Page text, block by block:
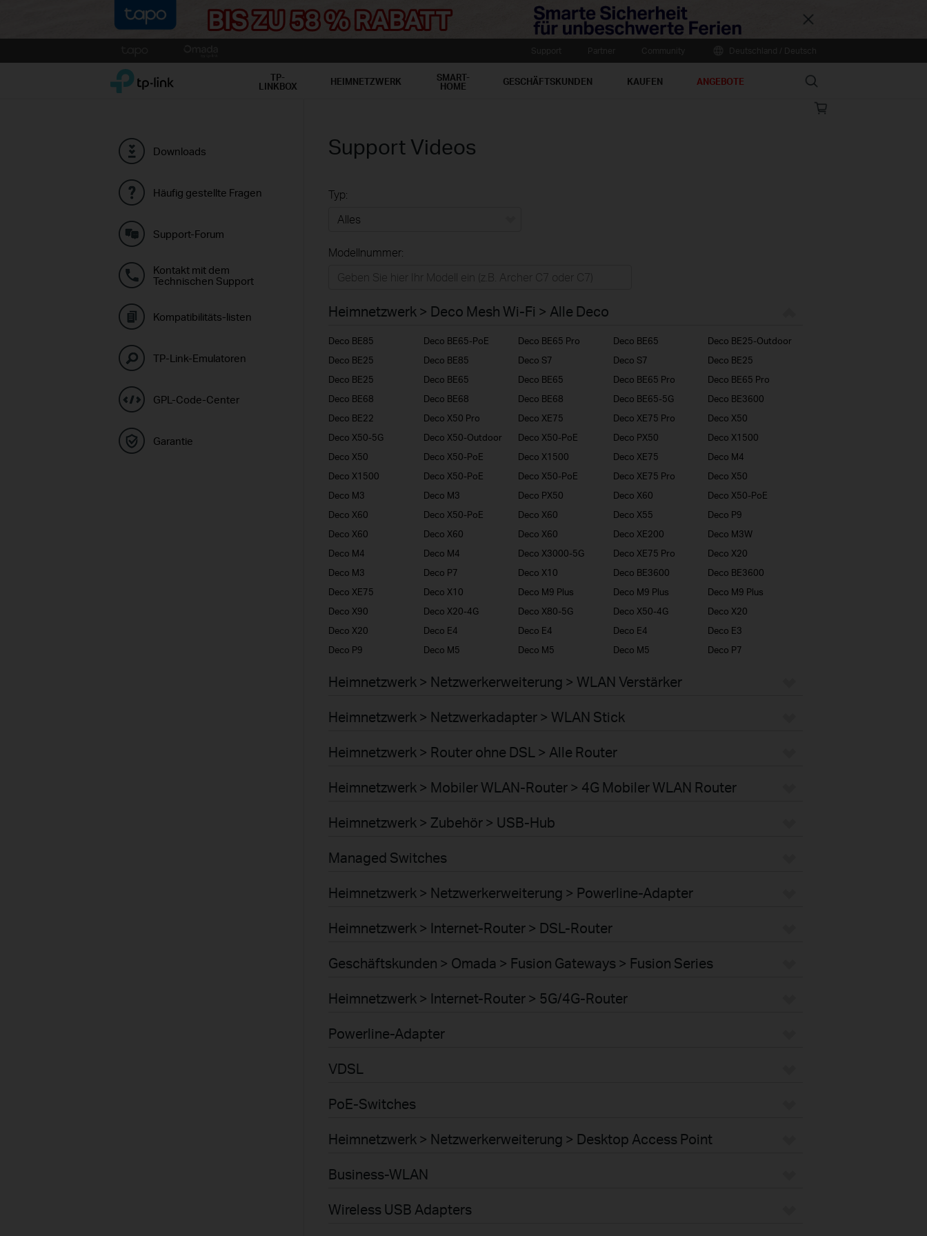
Close
to
TP-Link, Reliably Smart TP-
LINKBOX HEIMNETZWERK SMART-
HOME GESCHÄFTSKUNDEN KAUFEN ANGEBOTE Search
Online
Downloads
Häufig gestellte Fragen
Support-Forum
Kontakt mit dem
Technischen Support
Kompatibilitäts-listen
TP-Link-Emulatoren
GPL-Code-Center
Garantie
Support Videos
Typ:
Geschäftskunden
Modellnummer:
Heimnetzwerk > Deco Mesh Wi-Fi > Alle Deco
Deco BE85 Deco BE65-PoE Deco BE65 Pro Deco BE65
Deco BE25-Outdoor
Deco BE25
Deco BE85 Deco S7 Deco S7
Deco BE25
Deco BE25
Deco BE65 Deco BE65 Deco BE65 Pro
Deco BE65 Pro
Deco BE68
Deco BE68 Deco BE68 Deco BE65-5G
Deco BE3600
Deco BE22
Deco X50 Pro Deco XE75 Deco XE75 Pro
Deco X50
Deco X50-5G
Deco X50-Outdoor Deco X50-PoE Deco PX50
Deco X1500
Deco X50
Deco X50-PoE Deco X1500 Deco XE75
Deco M4
Deco X1500
Deco X50-PoE Deco X50-PoE Deco XE75 Pro
Deco X50
Deco M3
Deco M3 Deco PX50 Deco X60
Deco X50-PoE
Deco X60
Deco X50-PoE Deco X60 Deco X55
Deco P9
Deco X60
Deco X60 Deco X60 Deco XE200
Deco M3W
Deco M4
Deco M4 Deco X3000-5G Deco XE75 Pro
Deco X20
Deco M3
Deco P7 Deco X10 Deco BE3600
Deco BE3600
Deco XE75
Deco X10 Deco M9 Plus Deco M9 Plus
Deco M9 Plus
Deco X90
Deco X20-4G Deco X80-5G Deco X50-4G
Deco X20
Deco X20
Deco E4 Deco E4 Deco E4
Deco E3
Deco P9
Deco M5 Deco M5 Deco M5 Deco P7
Heimnetzwerk > Netzwerkerweiterung > WLAN Verstärker
Heimnetzwerk > Netzwerkadapter > WLAN Stick
Heimnetzwerk > Router ohne DSL > Alle Router
Heimnetzwerk > Mobiler WLAN-Router > 4G Mobiler WLAN Router
Heimnetzwerk > Zubehör > USB-Hub
Managed Switches
Heimnetzwerk > Netzwerkerweiterung > Powerline-Adapter
Heimnetzwerk > Internet-Router > DSL-Router
Geschäftskunden > Omada > Fusion Gateways > Fusion Series
Heimnetzwerk > Internet-Router > 5G/4G-Router
Powerline-Adapter
VDSL
PoE-Switches
Heimnetzwerk > Netzwerkerweiterung > Desktop Access Point
Business-WLAN
Wireless USB Adapters